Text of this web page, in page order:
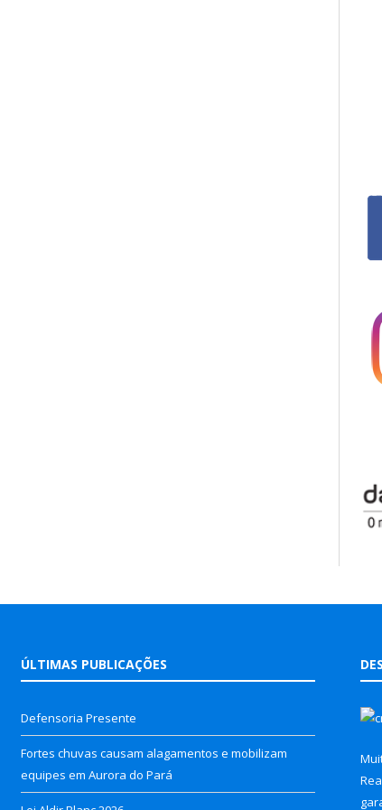
ÚLTIMAS PUBLICAÇÕES
Defensoria Presente
Fortes chuvas causam alagamentos e mobilizam
equipes em Aurora do Pará